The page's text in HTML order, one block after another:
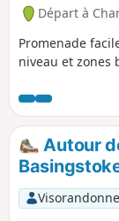
Départ à
Promenade
niveau et zones
Autour